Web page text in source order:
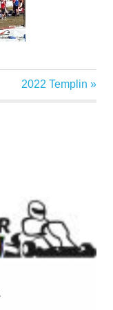
Nächster
Beitrag:
2022 Templin